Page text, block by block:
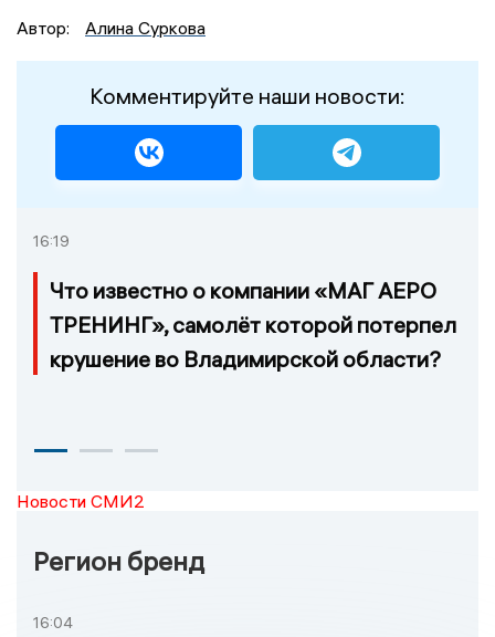
Автор:
Алина Суркова
Комментируйте наши новости:
16:19
Что известно о компании «МАГ АЕРО
ТРЕНИНГ», самолёт которой потерпел
крушение во Владимирской области?
Новости СМИ2
Регион бренд
16:04